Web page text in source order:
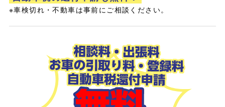
※車検切れ・不動車は事前にご相談ください。